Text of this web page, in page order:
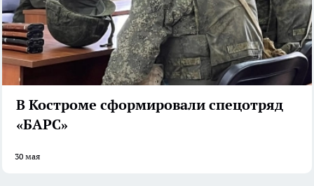
В Костроме сформировали спецотряд
«БАРС»
30 мая